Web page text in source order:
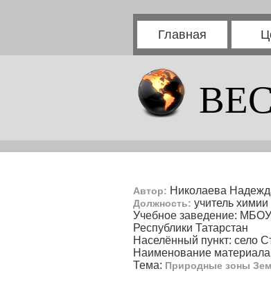
Главная
Автор: Николаева
Должность: учитель
Учебное заведение: МБОУ
Республики Татарстан
Населённый пункт: село
Наименование
Тема: Природные зоны